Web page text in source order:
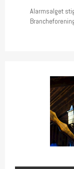
Alarmsalget